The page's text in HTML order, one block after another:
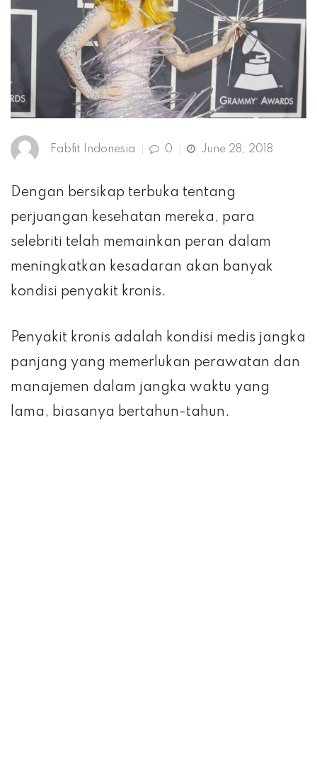
Fabfit Indonesia 0 June 28, 2018
Dengan bersikap terbuka tentang
perjuangan kesehatan mereka, para
selebriti telah memainkan peran dalam
meningkatkan kesadaran akan banyak
kondisi penyakit kronis.
Penyakit kronis adalah kondisi medis jangka
panjang yang memerlukan perawatan dan
manajemen dalam jangka waktu yang
lama, biasanya bertahun-tahun.